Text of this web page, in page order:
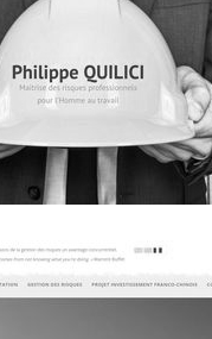
d'annonces commerciales